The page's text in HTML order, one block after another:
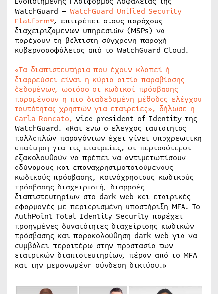
WatchGuard – WatchGuard Unified Security
Platform®, επιτρέπει στους παρόχους
διαχειριζόμενων υπηρεσιών (MSPs) να
παρέχουν τη βέλτιστη σύγχρονη παροχή
κυβερνοασφάλειας από το WatchGuard Cloud.
«Τα διαπιστευτήρια που έχουν κλαπεί ή
διαρρεύσει είναι η κύρια αιτία παραβίασης
δεδομένων, ωστόσο οι κωδικοί πρόσβασης
παραμένουν η πιο διαδεδομένη μέθοδος ελέγχου
ταυτότητας χρηστών για εταιρείες», δήλωσε η
Carla Roncato, vice president of Identity της
WatchGuard. «Και ενώ ο έλεγχος ταυτότητας
πολλαπλών παραγόντων έχει γίνει υποχρεωτική
απαίτηση για τις εταιρείες, οι περισσότεροι
εξακολουθούν να πρέπει να αντιμετωπίσουν
αδύναμους και επαναχρησιμοποιούμενους
κωδικούς πρόσβασης, κοινόχρηστους κωδικούς
πρόσβασης διαχειριστή, διαρροές
διαπιστευτηρίων στο dark web και εταιρικές
εφαρμογές με περιορισμένη υποστήριξη MFA. Το
AuthPoint Total Identity Security παρέχει
προηγμένες δυνατότητες διαχείρισης κωδικών
πρόσβασης και παρακολούθηση dark web για να
συμβάλει περαιτέρω στην προστασία των
εταιρικών διαπιστευτηρίων, πέραν από το MFA
και την μεμονωμένη σύνδεση δικτύου.»